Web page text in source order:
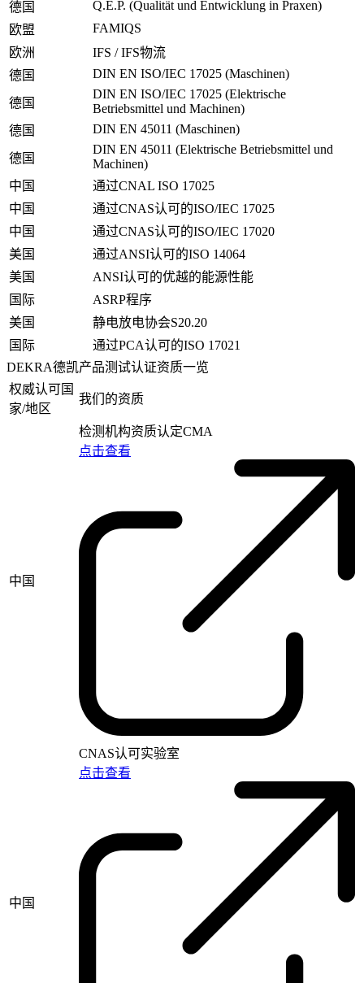
德国
Q.E.P. (Qualität und Entwicklung in Praxen)
欧盟
FAMIQS
欧洲
IFS / IFS物流
德国
DIN EN ISO/IEC 17025 (Maschinen)
德国
DIN EN ISO/IEC 17025 (Elektrische
Betriebsmittel und Machinen)
德国
DIN EN 45011 (Maschinen)
德国
DIN EN 45011 (Elektrische Betriebsmittel und
Machinen)
中国
通过CNAL ISO 17025
中国
通过CNAS认可的ISO/IEC 17025
中国
通过CNAS认可的ISO/IEC 17020
美国
通过ANSI认可的ISO 14064
美国
ANSI认可的优越的能源性能
国际
ASRP程序
美国
静电放电协会S20.20
国际
通过PCA认可的ISO 17021
DEKRA德凯产品测试认证资质一览
权威认可国
家/地区
我们的资质
中国
检测机构资质认定CMA
点击查看
中国
CNAS认可实验室
点击查看